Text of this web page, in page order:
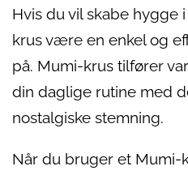
Hvis du vil skabe hygge
krus være en enkel og
på. Mumi-krus tilfører
din daglige rutine med
nostalgiske stemning.
Når du bruger et Mumi-